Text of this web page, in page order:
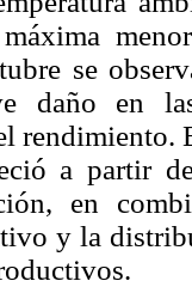
máxima
se
daño en
a partir
en
y la